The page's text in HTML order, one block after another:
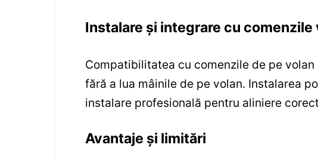
Instalare și integrare cu comenzile
Compatibilitatea cu comenzile de pe
fără a lua mâinile de pe volan. Instalarea
instalare profesională pentru aliniere
Avantaje și limitări